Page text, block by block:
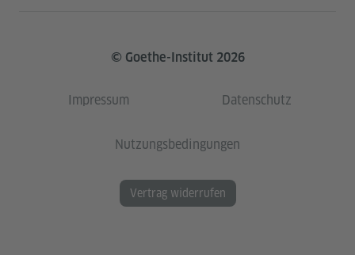
© Goethe-Institut 2026
Impressum Datenschutz
Nutzungsbedingungen
Vertrag widerrufen